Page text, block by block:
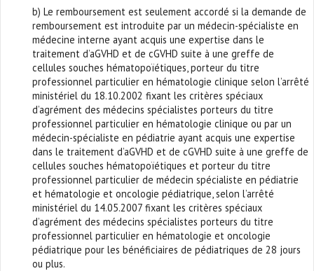
b) Le remboursement est seulement accordé si la demande de
remboursement est introduite par un médecin-spécialiste en
médecine interne ayant acquis une expertise dans le
traitement d’aGVHD et de cGVHD suite à une greffe de
cellules souches hématopoïétiques, porteur du titre
professionnel particulier en hématologie clinique selon l’arrêté
ministériel du 18.10.2002 fixant les critères spéciaux
d’agrément des médecins spécialistes porteurs du titre
professionnel particulier en hématologie clinique ou par un
médecin-spécialiste en pédiatrie ayant acquis une expertise
dans le traitement d’aGVHD et de cGVHD suite à une greffe de
cellules souches hématopoïétiques et porteur du titre
professionnel particulier de médecin spécialiste en pédiatrie
et hématologie et oncologie pédiatrique, selon l’arrêté
ministériel du 14.05.2007 fixant les critères spéciaux
d’agrément des médecins spécialistes porteurs du titre
professionnel particulier en hématologie et oncologie
pédiatrique pour les bénéficiaires de pédiatriques de 28 jours
ou plus.